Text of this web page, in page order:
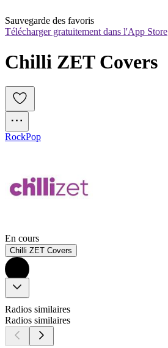
Sauvegarde des favoris
Télécharger gratuitement dans l'App Store
Chilli ZET Covers
RockPop
En cours
Chilli ZET Covers
Radios similaires
Radios similaires